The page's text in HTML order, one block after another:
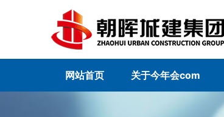
网站首页 关于今年会com